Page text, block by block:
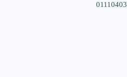
01110403